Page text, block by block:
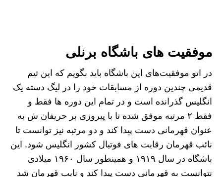
موفقیت های باشگاه برنلی
در اتو موفقیت‌های این باشگاه باید بگویم که این تیم
قدیمی چندین دوره از مسابقات خود را در لیگ دسته یک
انگلیس گذرانده است و در تمام این دوره ها فقط و
فقط ۲ مرتبه موفق شده تا با پیروزی بر حریفان ش به
عنوان قهرمانی دست پیدا کند و دو مرتبه نیز توانست تا
نائب قهرمان رقابت های فوتبال کشور انگلیس شود. این
باشگاه در سال ۱۹۱۹ و همینطور سال ۱۹۶۰ میلادی
نتوانست به قهرمانی دست پیدا کند و نایب قهرمان شد